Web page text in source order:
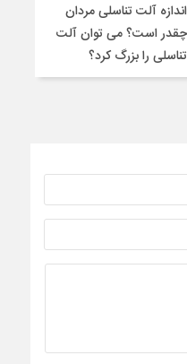
اندازه آلت تناسلی مردان
چقدر است؟ می توان آلت
تناسلی را بزرگ کرد؟